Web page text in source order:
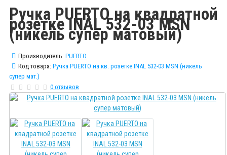
Ручка PUERTO на квадратной
розетке INAL 532-03 MSN
(никель супер матовый)
Производитель: PUERTO
Код товара: Ручка PUERTO на кв. розетке INAL 532-03 MSN (никель
супер мат.)
0 отзывов